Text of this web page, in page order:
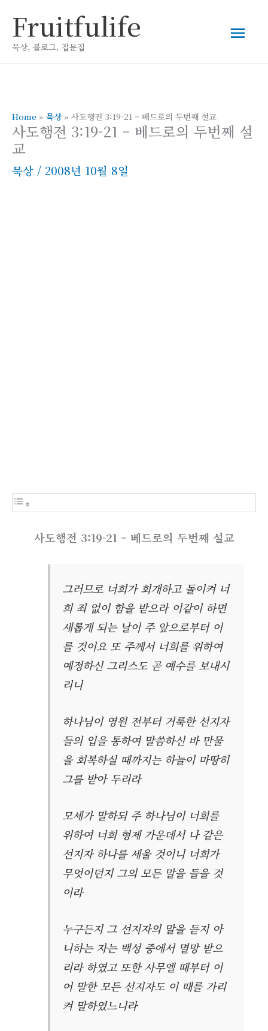
로
Fruitfulife
묵상, 블로그, 잡문집
메
인
뉴
Home » 묵상 » 사도행전 3:19-21 – 베드로의 두번째 설교
사도행전 3:19-21 – 베드로의 두번째 설
교
묵상 / 2008년 10월 8일
사도행전 3:19-21 – 베드로의 두번째 설교
그러므로 너희가 회개하고 돌이켜 너
희 죄 없이 함을 받으라 이같이 하면
새롭게 되는 날이 주 앞으로부터 이
를 것이요 또 주께서 너희를 위하여
예정하신 그리스도 곧 예수를 보내시
리니
하나님이 영원 전부터 거룩한 선지자
들의 입을 통하여 말씀하신 바 만물
을 회복하실 때까지는 하늘이 마땅히
그를 받아 두리라
모세가 말하되 주 하나님이 너희를
위하여 너희 형제 가운데서 나 같은
선지자 하나를 세울 것이니 너희가
무엇이던지 그의 모든 말을 들을 것
이라
누구든지 그 선지자의 말을 듣지 아
니하는 자는 백성 중에서 멸망 받으
리라 하였고 또한 사무엘 때부터 이
어 말한 모든 선지자도 이 때를 가리
켜 말하였느니라